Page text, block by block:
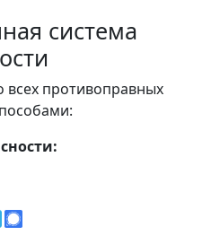
система
противоправных